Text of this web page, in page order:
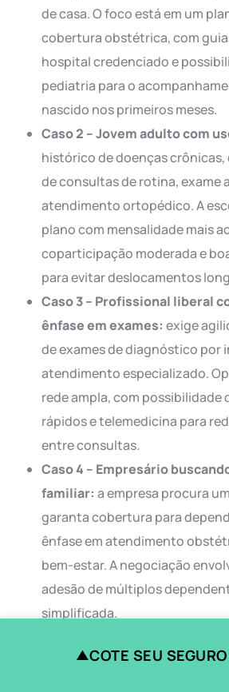
de casa. O foco está em um
cobertura obstétrica, com
hospital credenciado e
pediatria para o
nascido nos primeiros meses.
Caso 2 – Jovem adulto com
histórico de doenças crônicas,
de consultas de rotina, exame
atendimento ortopédico. A
plano com mensalidade mais
coparticipação moderada e
para evitar deslocamentos
Caso 3 – Profissional liberal
ênfase em exames: exige
de exames de diagnóstico por
atendimento especializado.
rede ampla, com
rápidos e telemedicina para
entre consultas.
Caso 4 – Empresário
familiar: a empresa procura
garanta cobertura para
ênfase em atendimento
bem-estar. A negociação
adesão de múltiplos
simplificada.
Esses casos evidenciam como o
▲COTE SEU